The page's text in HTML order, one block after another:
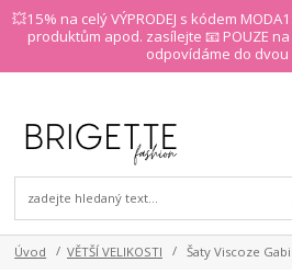
💥15% na celý VÝPRODEJ s kódem
produktům apod. zasílejte 📧 POUZE
odpovídáme do dvou
Úvod VĚTŠÍ VELIKOSTI Šaty Viscoze